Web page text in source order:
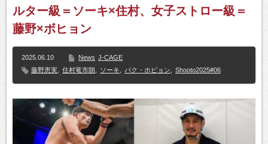
ルター級＝ソーキ×住村、女子ストロー級＝
藤野×ボヒョン
2025.06.10 News J-CAGE
藤野恵実
住村竜市朗 ソーキ バク・ホビョン Shooto2025#06